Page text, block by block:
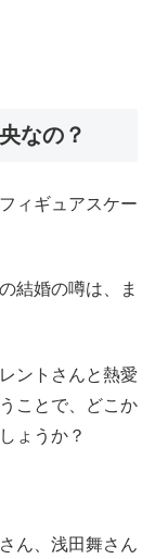
なの？
ィギュアスケー
結婚の噂は、ま
ントさんと熱愛
ことで、どこか
ょうか？
ん、浅田舞さん